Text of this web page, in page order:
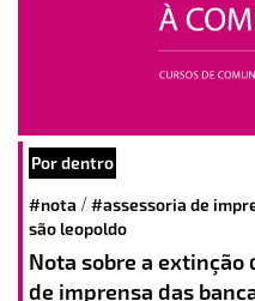
Por dentro
#nota /#assessoria de
são leopoldo
Nota sobre a extinção
de imprensa das